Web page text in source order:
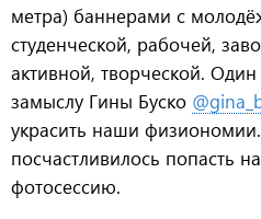
метра) баннерами с
студенческой, рабочей,
активной, творческой.
замыслу Гины Буско
украсить наши
посчастливилось попасть
фотосессию.